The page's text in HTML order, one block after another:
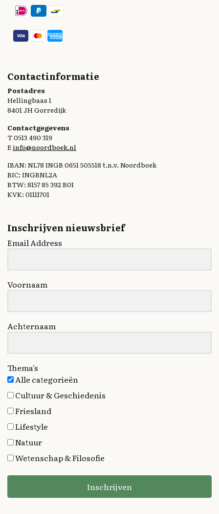
Contactinformatie
Postadres
Hellingbaas 1
8401 JH Gorredijk
Contactgegevens
T 0513 490 319
E info@noordboek.nl
IBAN: NL78 INGB 0651 505518 t.n.v. Noordboek
BIC: INGBNL2A
BTW: 8157 85 392 B01
KVK: 01111701
Inschrijven nieuwsbrief
Email Address
Voornaam
Achternaam
Thema's
Alle categorieën
Cultuur & Geschiedenis
Friesland
Lifestyle
Natuur
Wetenschap & Filosofie
Inschrijven